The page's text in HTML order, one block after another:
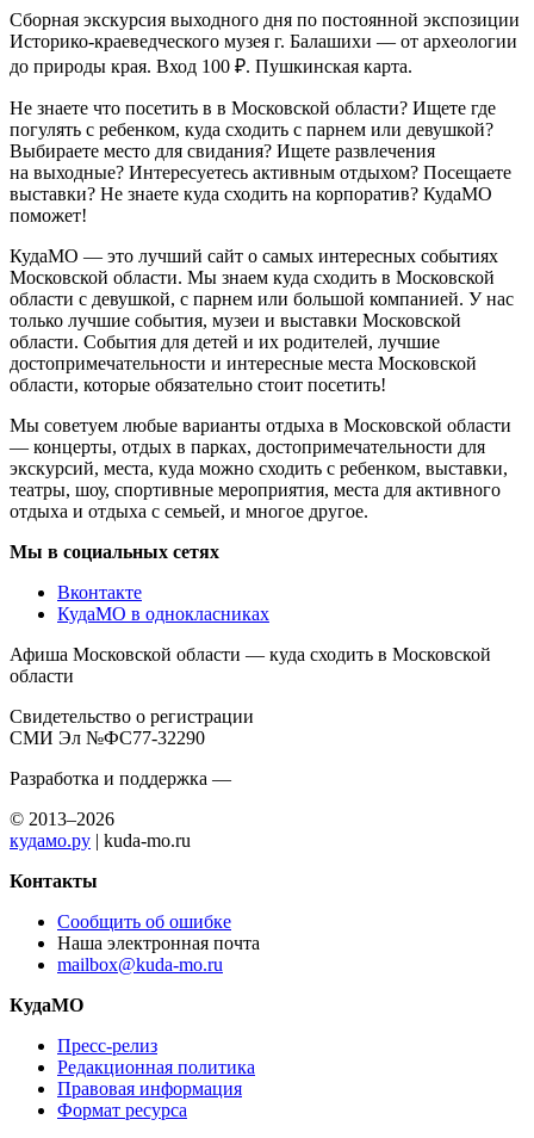
Сборная экскурсия выходного дня по постоянной экспозиции
Историко-краеведческого музея г. Балашихи — от археологии
до природы края. Вход 100 ₽. Пушкинская карта.
Не знаете что посетить в в Московской области? Ищете где
погулять с ребенком, куда сходить с парнем или девушкой?
Выбираете место для свидания? Ищете развлечения
на выходные? Интересуетесь активным отдыхом? Посещаете
выставки? Не знаете куда сходить на корпоратив? КудаМО
поможет!
КудаМО — это лучший сайт о самых интересных событиях
Московской области. Мы знаем куда сходить в Московской
области с девушкой, с парнем или большой компанией. У нас
только лучшие события, музеи и выставки Московской
области. События для детей и их родителей, лучшие
достопримечательности и интересные места Московской
области, которые обязательно стоит посетить!
Мы советуем любые варианты отдыха в Московской области
— концерты, отдых в парках, достопримечательности для
экскурсий, места, куда можно сходить с ребенком, выставки,
театры, шоу, спортивные мероприятия, места для активного
отдыха и отдыха с семьей, и многое другое.
Мы в социальных сетях
Вконтакте
КудаМО в однокласниках
Афиша Московской области — куда сходить в Московской
области
Свидетельство о регистрации
СМИ Эл №ФС77-32290
Разработка и поддержка —
© 2013–2026
кудамо.ру | kuda-mo.ru
Контакты
Сообщить об ошибке
Наша электронная почта
mailbox@kuda-mo.ru
КудаМО
Пресс-релиз
Редакционная политика
Правовая информация
Формат ресурса